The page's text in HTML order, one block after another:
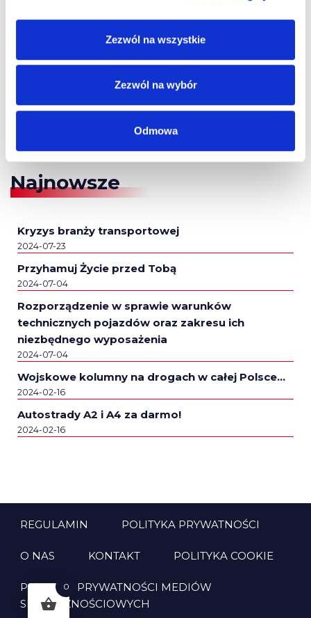
Zezwól na wszystkie
Zezwól na wybór
Odmowa
Najnowsze
Kryzys branży transportowej
2024-07-23
Przyhamuj Życie przed Tobą
2024-07-04
Rozporządzenie w sprawie warunków
technicznych pojazdów oraz zakresu ich
niezbędnego wyposażenia
2024-07-04
Wojskowe kolumny na drogach w całej Polsce…
2024-02-16
Autostrady A2 i A4 za darmo!
2024-02-16
REGULAMIN POLITYKA PRYWATNOŚCI
O NAS KONTAKT POLITYKA COOKIE
POLITYKA PRYWATNOŚCI MEDIÓW
SPOŁECZNOŚCIOWYCH
0